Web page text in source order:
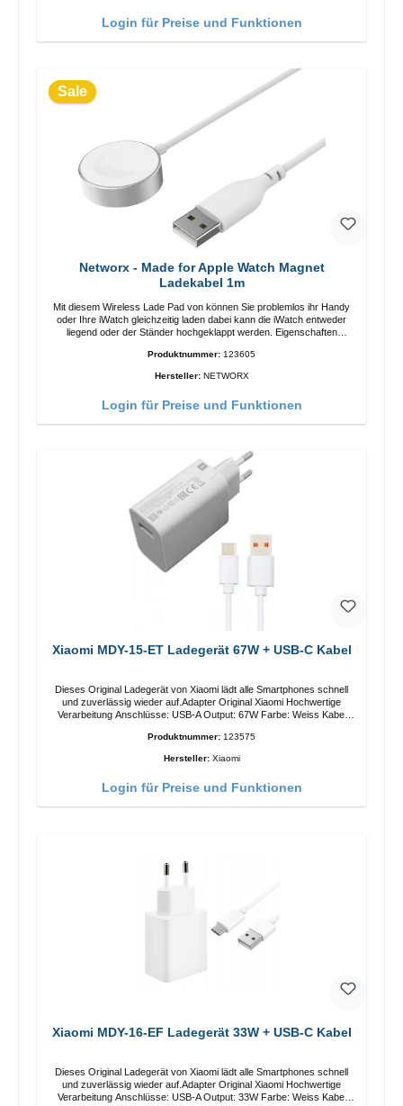
Login für Preise und Funktionen
Sale
Networx - Made for Apple Watch Magnet
Ladekabel 1m
Mit diesem Wireless Lade Pad von können Sie problemlos ihr Handy
oder Ihre iWatch gleichzeitig laden dabei kann die iWatch entweder
liegend oder der Ständer hochgeklappt werden. Eigenschaften
Produktnummer: 123605
Hersteller: NETWORX
Login für Preise und Funktionen
Xiaomi MDY-15-ET Ladegerät 67W + USB-C Kabel
Dieses Original Ladegerät von Xiaomi lädt alle Smartphones schnell
und zuverlässig wieder auf.Adapter Original Xiaomi Hochwertige
Verarbeitung Anschlüsse: USB-A Output: 67W Farbe: Weiss Kabel
Produktnummer: 123575
Hersteller: Xiaomi
Login für Preise und Funktionen
Xiaomi MDY-16-EF Ladegerät 33W + USB-C Kabel
Dieses Original Ladegerät von Xiaomi lädt alle Smartphones schnell
und zuverlässig wieder auf.Adapter Original Xiaomi Hochwertige
Verarbeitung Anschlüsse: USB-A Output: 33W Farbe: Weiss Kabel